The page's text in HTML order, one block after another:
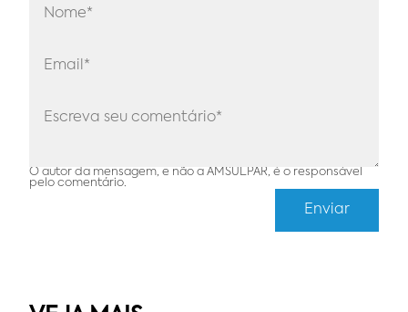
O autor da mensagem, e não a AMSULPAR, é o responsável
pelo comentário.